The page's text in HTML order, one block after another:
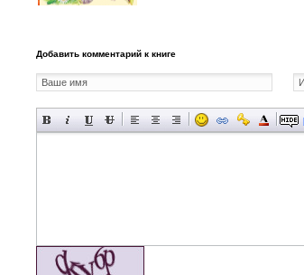
Добавить комментарий к книге